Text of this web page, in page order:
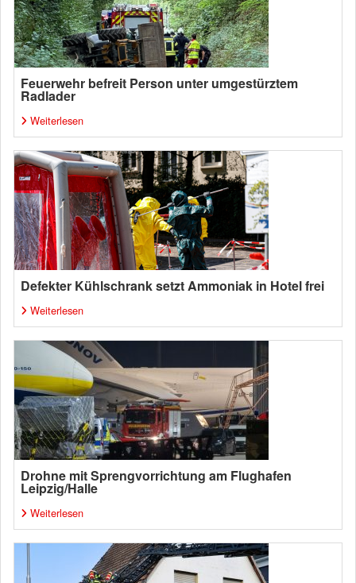
Feuerwehr befreit Person unter umgestürztem
Radlader
Weiterlesen
Defekter Kühlschrank setzt Ammoniak in Hotel frei
Weiterlesen
Drohne mit Sprengvorrichtung am Flughafen
Leipzig/Halle
Weiterlesen